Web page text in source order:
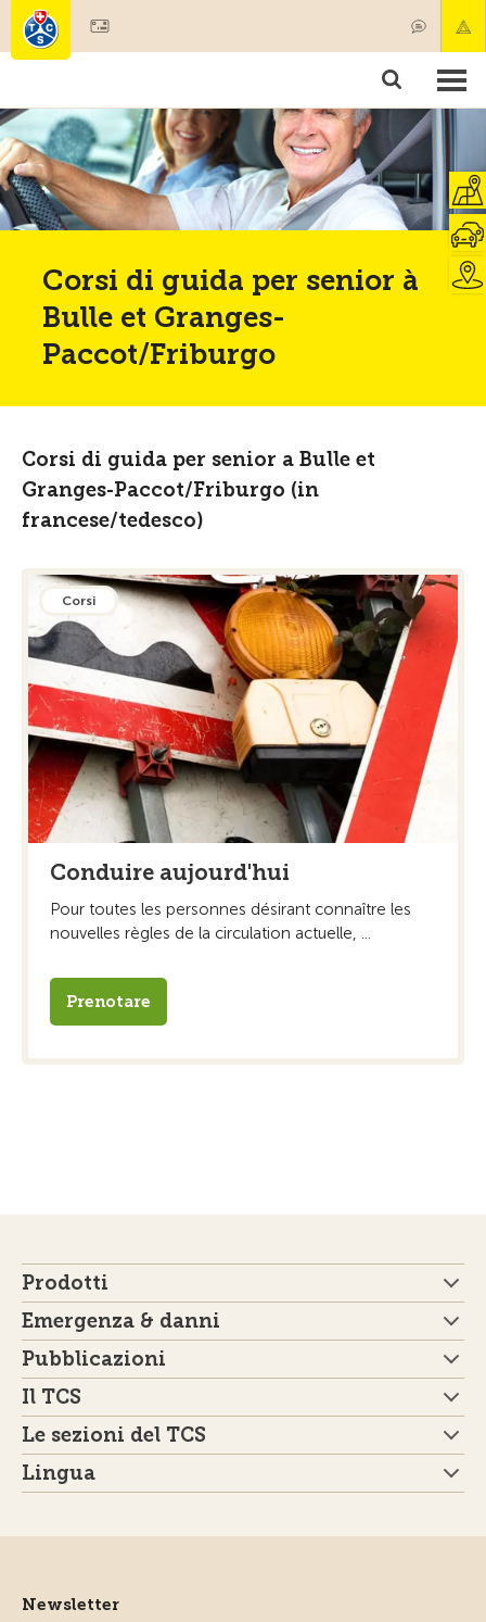
Societariato & prestazioni
Test, sicurezza & salute
Corsi di guida per senior à
Bulle et Granges-
Paccot/Friburgo
Corsi di guida per senior a Bulle et
Granges-Paccot/Friburgo (in
francese/tedesco)
Corsi
Conduire aujourd'hui
Pour toutes les personnes désirant connaître les
nouvelles règles de la circulation actuelle, ...
Prenotare
Prodotti
Emergenza & danni
Pubblicazioni
Il TCS
Le sezioni del TCS
Lingua
Newsletter